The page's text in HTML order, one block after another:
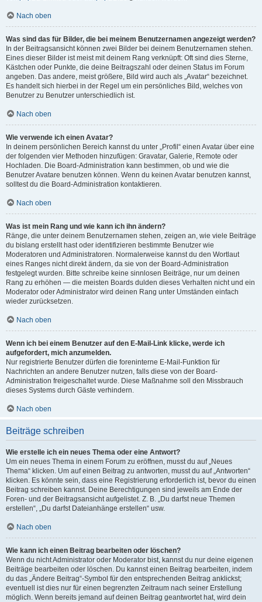
Nach oben
Was sind das für Bilder, die bei meinem Benutzernamen angezeigt werden?
In der Beitragsansicht können zwei Bilder bei deinem Benutzernamen stehen.
Eines dieser Bilder ist meist mit deinem Rang verknüpft: Oft sind dies Sterne,
Kästchen oder Punkte, die deine Beitragszahl oder deinen Status im Forum
angeben. Das andere, meist größere, Bild wird auch als „Avatar“ bezeichnet.
Es handelt sich hierbei in der Regel um ein persönliches Bild, welches von
Benutzer zu Benutzer unterschiedlich ist.
Nach oben
Wie verwende ich einen Avatar?
In deinem persönlichen Bereich kannst du unter „Profil“ einen Avatar über eine
der folgenden vier Methoden hinzufügen: Gravatar, Galerie, Remote oder
Hochladen. Die Board-Administration kann bestimmen, ob und wie die
Benutzer Avatare benutzen können. Wenn du keinen Avatar benutzen kannst,
solltest du die Board-Administration kontaktieren.
Nach oben
Was ist mein Rang und wie kann ich ihn ändern?
Ränge, die unter deinem Benutzernamen stehen, zeigen an, wie viele Beiträge
du bislang erstellt hast oder identifizieren bestimmte Benutzer wie
Moderatoren und Administratoren. Normalerweise kannst du den Wortlaut
eines Ranges nicht direkt ändern, da sie von der Board-Administration
festgelegt wurden. Bitte schreibe keine sinnlosen Beiträge, nur um deinen
Rang zu erhöhen — die meisten Boards dulden dieses Verhalten nicht und ein
Moderator oder Administrator wird deinen Rang unter Umständen einfach
wieder zurücksetzen.
Nach oben
Wenn ich bei einem Benutzer auf den E-Mail-Link klicke, werde ich
aufgefordert, mich anzumelden.
Nur registrierte Benutzer dürfen die foreninterne E-Mail-Funktion für
Nachrichten an andere Benutzer nutzen, falls diese von der Board-
Administration freigeschaltet wurde. Diese Maßnahme soll den Missbrauch
dieses Systems durch Gäste verhindern.
Nach oben
Beiträge schreiben
Wie erstelle ich ein neues Thema oder eine Antwort?
Um ein neues Thema in einem Forum zu eröffnen, musst du auf „Neues
Thema“ klicken. Um auf einen Beitrag zu antworten, musst du auf „Antworten“
klicken. Es könnte sein, dass eine Registrierung erforderlich ist, bevor du einen
Beitrag schreiben kannst. Deine Berechtigungen sind jeweils am Ende der
Foren- und der Beitragsansicht aufgelistet. Z. B. „Du darfst neue Themen
erstellen“, „Du darfst Dateianhänge erstellen“ usw.
Nach oben
Wie kann ich einen Beitrag bearbeiten oder löschen?
Wenn du nicht Administrator oder Moderator bist, kannst du nur deine eigenen
Beiträge bearbeiten oder löschen. Du kannst einen Beitrag bearbeiten, indem
du das „Ändere Beitrag“-Symbol für den entsprechenden Beitrag anklickst;
eventuell ist dies nur für einen begrenzten Zeitraum nach seiner Erstellung
möglich. Wenn bereits jemand auf deinen Beitrag geantwortet hat, wird dein